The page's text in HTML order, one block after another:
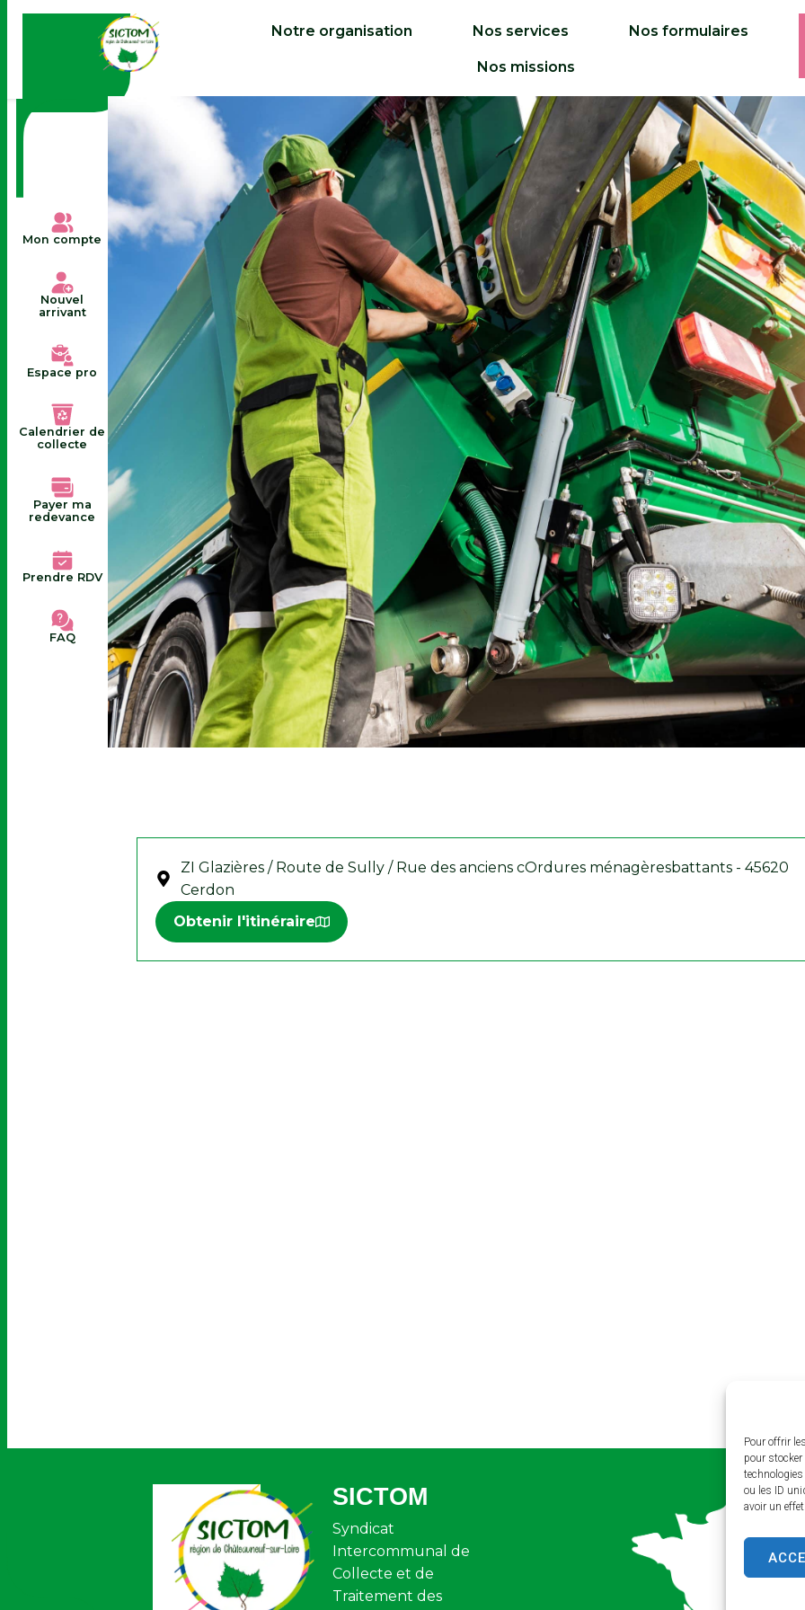
Pour offrir
pour
ou les ID
avoir un
Notre organisation Nos services Nos formulaires
Nos missions
Mon compte
Nouvel
arrivant
Espace pro
Calendrier de
collecte
Payer ma
redevance
Prendre RDV
FAQ
ZI Glazières / Route de Sully / Rue des anciens cOrdures ménagèresbattants - 45620
Cerdon
Obtenir l'itinéraire
SICTOM
Syndicat
Intercommunal de
Collecte et de
Traitement des